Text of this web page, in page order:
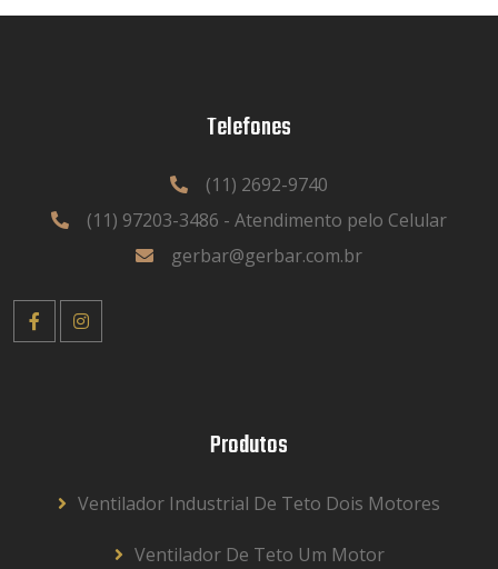
Telefones
(11) 2692-9740
(11) 97203-3486 - Atendimento pelo Celular
gerbar@gerbar.com.br
Produtos
Ventilador Industrial De Teto Dois Motores
Ventilador De Teto Um Motor